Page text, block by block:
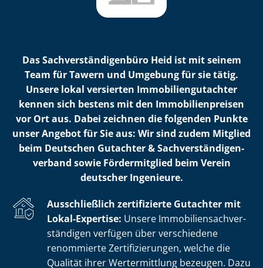
Das Sach­ver­stän­di­gen­bü­ro Heid ist mit seinem
Team für Tawern und Umgebung für sie tätig.
Unsere lokal versierten Im­mo­bi­li­en­gut­ach­ter
kennen sich bestens mit den Im­mo­bi­li­en­prei­sen
vor Ort aus. Dabei zeichnen die folgenden Punkte
unser Angebot für Sie aus: Wir sind zudem Mitglied
beim Deutschen Gutachter & Sach­ver­stän­di­gen­
ver­band sowie Fördermitglied beim Verein
deutscher Ingenieure.
Ausschließlich zertifizierte Gutachter mit
Lokal-Expertise: Unsere Im­mo­bi­li­en­sach­ver­
stän­di­gen verfügen über verschiedene
renommierte Zer­ti­fi­zie­run­gen, welche die
Qualität ihrer Wertermittlung bezeugen. Dazu